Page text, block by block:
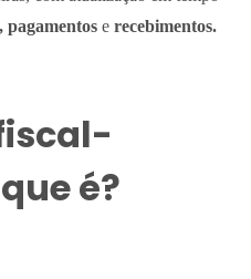
pagamentos e recebimentos.
é?